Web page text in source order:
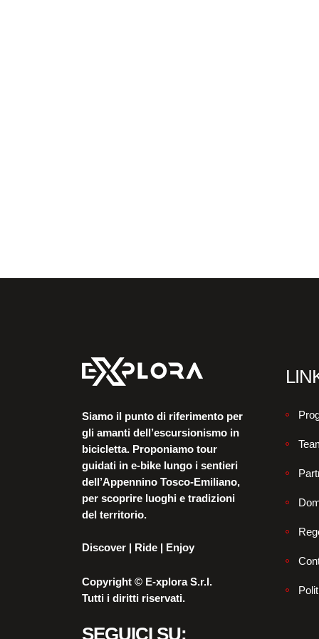
Siamo il punto di riferimento per
gli amanti dell’escursionismo in
bicicletta. Proponiamo tour
guidati in e-bike lungo i sentieri
dell’Appennino Tosco-Emiliano,
per scoprire luoghi e tradizioni
del territorio.
Discover | Ride | Enjoy
Copyright © E-xplora S.r.l.
Tutti i diritti riservati.
SEGUICI SU: